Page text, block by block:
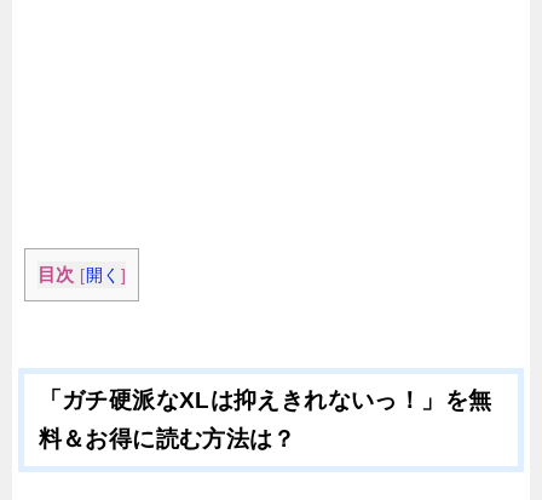
目次 [開く ]
「ガチ硬派なXLは抑えきれないっ！」を無
料＆お得に読む方法は？